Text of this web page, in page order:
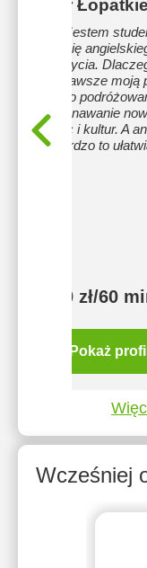
Piotr
Hej! Jestem
uczę się
roku życia.
od zawsze moją
było
poznawanie
miejsc i kultur. A
bardzo to
60 zł/60
Pokaż profil
Wcześniej